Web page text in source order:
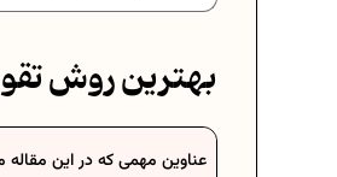
فرمول
بهترین روش
عناوین مهمی که در این مقاله